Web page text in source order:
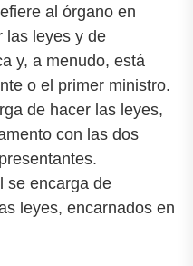
al órgano en
las leyes y de
y, a menudo, está
o el primer ministro.
de hacer las leyes,
con las dos
se encarga de
leyes, encarnados en